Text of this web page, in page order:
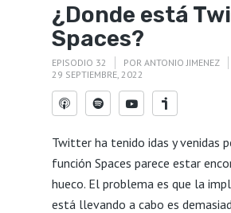
¿Donde está
Spaces?
EPISODIO 32 POR ANTONIO JIMENEZ
29 SEPTIEMBRE, 2022
Twitter ha tenido idas y venidas
función Spaces parece estar
hueco. El problema es que la
está llevando a cabo es